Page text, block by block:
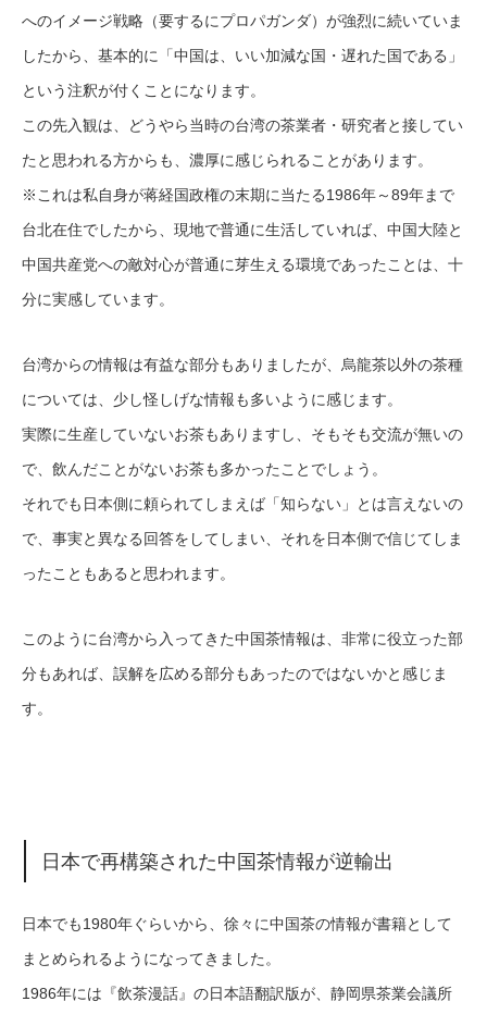
へのイメージ戦略（要するにプロパガンダ）が強烈に続いていま
したから、基本的に「中国は、いい加減な国・遅れた国である」
という注釈が付くことになります。
この先入観は、どうやら当時の台湾の茶業者・研究者と接してい
たと思われる方からも、濃厚に感じられることがあります。
※これは私自身が蒋経国政権の末期に当たる1986年～89年まで
台北在住でしたから、現地で普通に生活していれば、中国大陸と
中国共産党への敵対心が普通に芽生える環境であったことは、十
分に実感しています。
台湾からの情報は有益な部分もありましたが、烏龍茶以外の茶種
については、少し怪しげな情報も多いように感じます。
実際に生産していないお茶もありますし、そもそも交流が無いの
で、飲んだことがないお茶も多かったことでしょう。
それでも日本側に頼られてしまえば「知らない」とは言えないの
で、事実と異なる回答をしてしまい、それを日本側で信じてしま
ったこともあると思われます。
このように台湾から入ってきた中国茶情報は、非常に役立った部
分もあれば、誤解を広める部分もあったのではないかと感じま
す。
日本で再構築された中国茶情報が逆輸出
日本でも1980年ぐらいから、徐々に中国茶の情報が書籍として
まとめられるようになってきました。
1986年には『飲茶漫話』の日本語翻訳版が、静岡県茶業会議所